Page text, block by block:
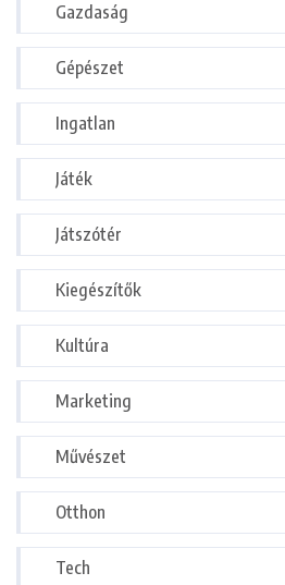
Gazdaság
Gépészet
Ingatlan
Játék
Játszótér
Kiegészítők
Kultúra
Marketing
Művészet
Otthon
Tech